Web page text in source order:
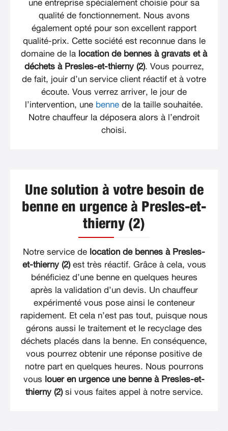
une entreprise spécialement choisie pour sa
qualité de fonctionnement. Nous avons
également opté pour son excellent rapport
qualité-prix. Cette société est reconnue dans le
domaine de la location de bennes à gravats et à
déchets à Presles-et-thierny (2). Vous pourrez,
de fait, jouir d’un service client réactif et à votre
écoute. Vous verrez arriver, le jour de
l’intervention, une benne de la taille souhaitée.
Notre chauffeur la déposera alors à l’endroit
choisi.
Une solution à votre besoin de
benne en urgence à Presles-et-
thierny (2)
Notre service de location de bennes à Presles-
et-thierny (2)est très réactif. Grâce à cela, vous
bénéficiez d’une benne en quelques heures
après la validation d’un devis. Un chauffeur
expérimenté vous pose ainsi le conteneur
rapidement. Et cela n’est pas tout, puisque nous
gérons aussi le traitement et le recyclage des
déchets placés dans la benne. En conséquence,
vous pourrez obtenir une réponse positive de
notre part en quelques heures. Nous pourrons
vous louer en urgence une benne à Presles-et-
thierny (2)si vous faites appel à notre service.